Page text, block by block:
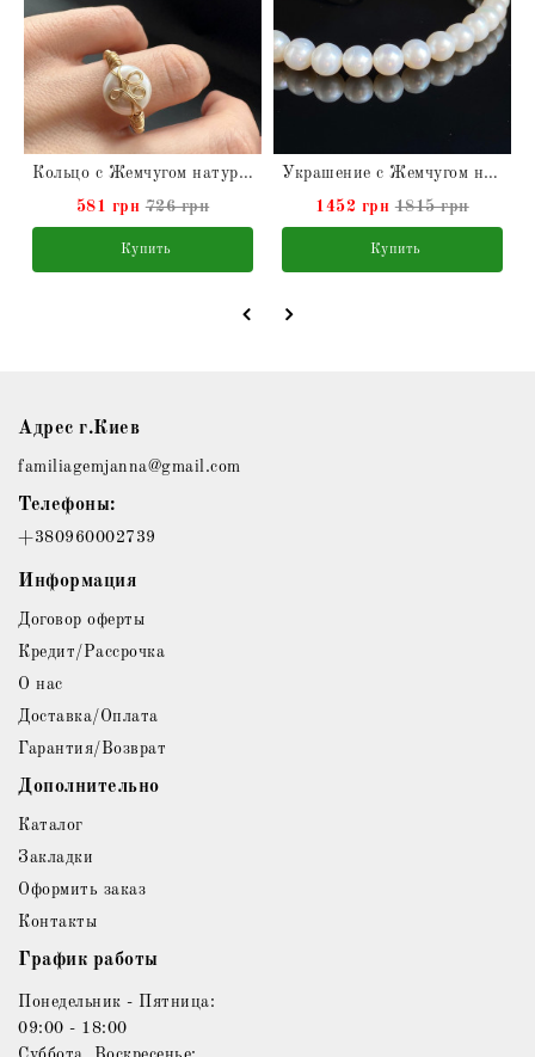
Кольцо с Жемчугом натуральным
581 грн 726 грн
Купить
Украшение с Жемчугом натуральным на длинном замшевом шнурке
1452 грн 1815 грн
Купить
Адрес г.Киев
familiagemjanna@gmail.com
Телефоны:
+380960002739
Информация
Договор оферты
Кредит/Рассрочка
О нас
Доставка/Оплата
Гарантия/Возврат
Дополнительно
Каталог
Закладки
Оформить заказ
Контакты
График работы
Понедельник - Пятница:
09:00 - 18:00